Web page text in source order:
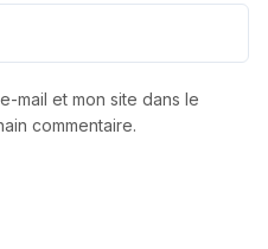
mail et mon site dans le
commentaire.